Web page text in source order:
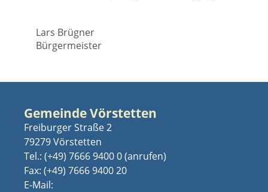
Lars Brügner
Bürgermeister
Gemeinde Vörstetten
Freiburger Straße 2
79279 Vörstetten
Tel.: (+49) 7666 9400 0
Fax: (+49) 7666 9400 20
E-Mail: